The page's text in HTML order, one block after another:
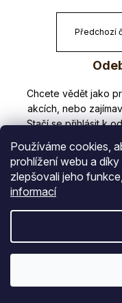
Používáme cookies,
prohlížení webu a
zlepšovali jeho
informací
Předchozí
a